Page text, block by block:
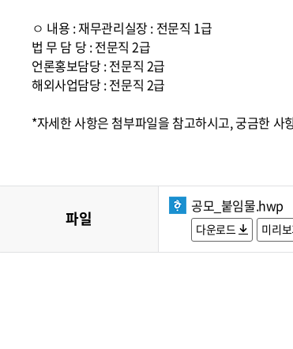
ㅇ 내용 : 재무관리실장 : 전문직 1급
법 무 담 당 : 전문직 2급
언론홍보담당 : 전문직 2급
해외사업담당 : 전문직 2급
*자세한 사항은 첨부파일을 참고하시고, 궁금한
파일
공모_붙임물.hwp
다운로드 미리